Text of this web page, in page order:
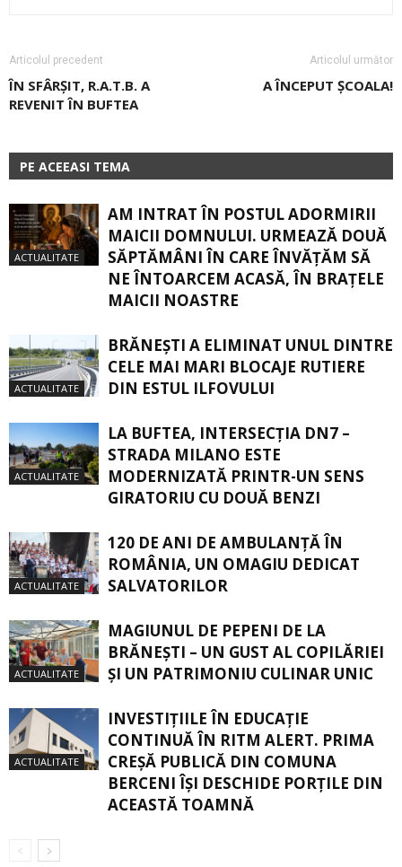
Articolul precedent
ÎN SFÂRȘIT, R.A.T.B. A
REVENIT ÎN BUFTEA
Articolul următor
A ÎNCEPUT ȘCOALA!
PE ACEEASI TEMA
ACTUALITATE
AM INTRAT ÎN POSTUL ADORMIRII
MAICII DOMNULUI. URMEAZĂ DOUĂ
SĂPTĂMÂNI ÎN CARE ÎNVĂŢĂM SĂ
NE ÎNTOARCEM ACASĂ, ÎN BRAŢELE
MAICII NOASTRE
ACTUALITATE
BRĂNEȘTI A ELIMINAT UNUL DINTRE
CELE MAI MARI BLOCAJE RUTIERE
DIN ESTUL ILFOVULUI
ACTUALITATE
LA BUFTEA, INTERSECŢIA DN7 –
STRADA MILANO ESTE
MODERNIZATĂ PRINTR-UN SENS
GIRATORIU CU DOUĂ BENZI
ACTUALITATE
120 DE ANI DE AMBULANȚĂ ÎN
ROMÂNIA, UN OMAGIU DEDICAT
SALVATORILOR
ACTUALITATE
MAGIUNUL DE PEPENI DE LA
BRĂNEŞTI – UN GUST AL COPILĂRIEI
ŞI UN PATRIMONIU CULINAR UNIC
ACTUALITATE
INVESTIȚIILE ÎN EDUCAȚIE
CONTINUĂ ÎN RITM ALERT. PRIMA
CREŞĂ PUBLICĂ DIN COMUNA
BERCENI ÎŞI DESCHIDE PORŢILE DIN
ACEASTĂ TOAMNĂ